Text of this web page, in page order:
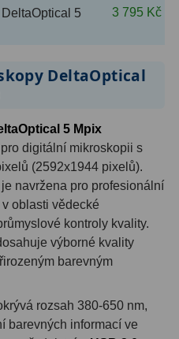
5
3 795 Kč
DeltaOptical
5 Mpix
digitální mikroskopii s
(2592x1944 pixelů).
navržena pro profesionální
oblasti vědecké
kontroly kvality.
výborné kvality
barevným
rozsah 380-650 nm,
barevných informací ve